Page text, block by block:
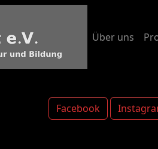
Facebook
Über uns